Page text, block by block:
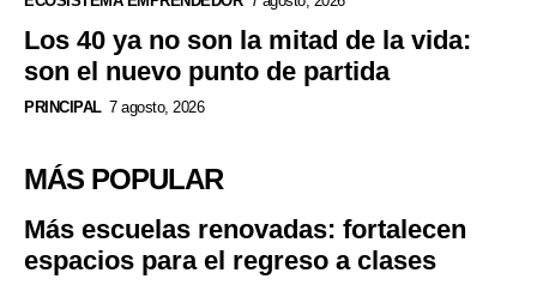
Los 40 ya no son la mitad de la vida:
son el nuevo punto de partida
PRINCIPAL 7 agosto, 2026
MÁS POPULAR
Más escuelas renovadas: fortalecen
espacios para el regreso a clases